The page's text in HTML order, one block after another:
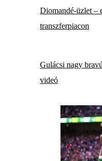
Diomandé-üzlet –
transzferpiacon
Gulácsi nagy
videó